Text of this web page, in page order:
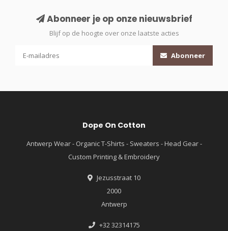
Abonneer je op onze nieuwsbrief
Blijf op de hoogte over onze laatste acties
Abonneer
Dope On Cotton
Antwerp Wear - Organic T-Shirts - Sweaters - Head Gear -
Custom Printing & Embroidery
Jezusstraat 10
2000
Antwerp
+32 32314175